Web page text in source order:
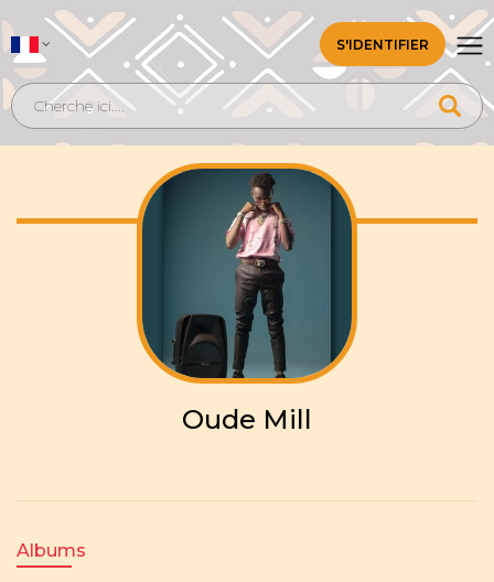
S'IDENTIFIER
Oude Mill
Albums